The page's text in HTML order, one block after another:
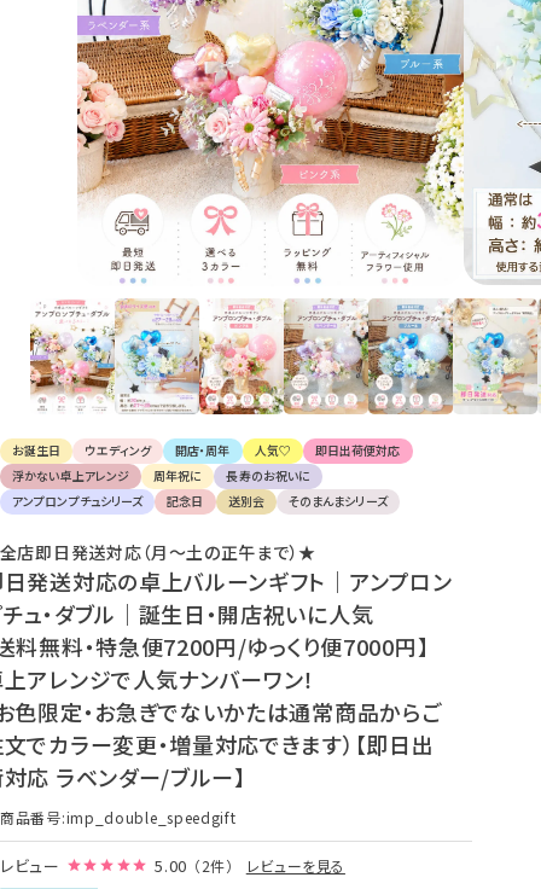
つ
け
て
楽
し
ん
で
く
だ
お誕生日 ウエディング 開店・周年 人気♡
即日出荷便対応
浮かない卓上アレンジ
周年祝に
長寿のお祝いに
アンプロンプチュシリーズ
記念日 送別会 そのまんまシリーズ
店即日発送対応（月〜土の正午まで）★
発送対応の卓上バルーンギフト｜アンプロン
ュ・ダブル｜誕生日・開店祝いに人気
料無料・特急便7200円/ゆっくり便7000円】
アレンジで人気ナンバーワン！
色限定・お急ぎでないかたは通常商品からご
でカラー変更・増量対応できます）【即日出
応 ラベンダー/ブルー】
商品番号 imp_double_speedgift
レビュー 5.00 （2件）
レビューを見る